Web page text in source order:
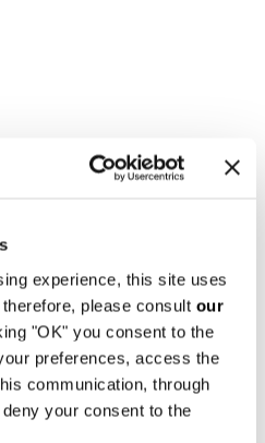
experience, this site uses
please consult our
"OK" you consent to the
preferences, access the
communication, through
your consent to the